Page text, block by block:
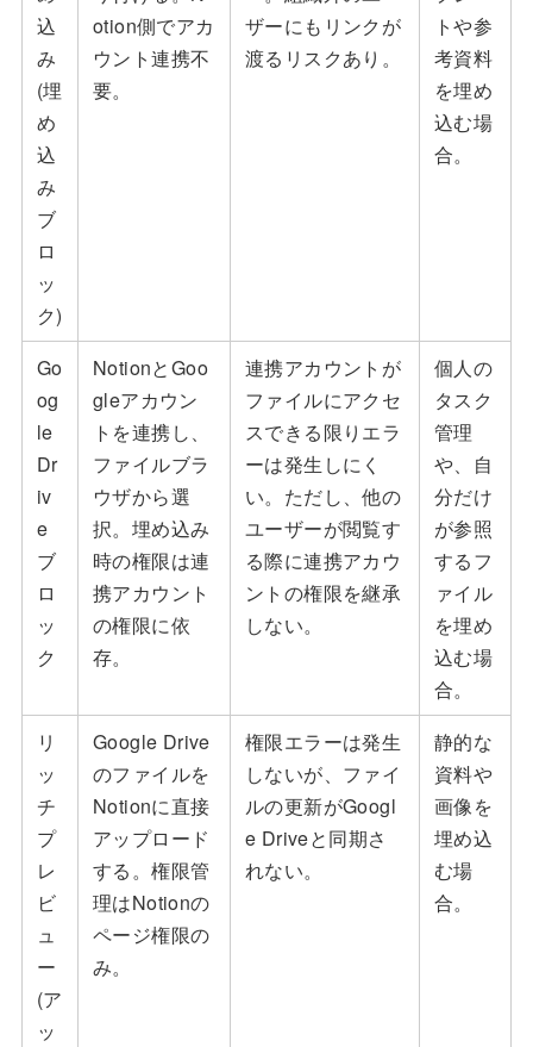
込
み
(埋
め
込
み
ブ
ロ
ッ
ク)
otion側でアカ
ウント連携不
要。
ザーにもリンクが
渡るリスクあり。
トや参
考資料
を埋め
込む場
合。
Go
og
le
Dr
iv
e
ブ
ロ
ッ
ク
NotionとGoo
gleアカウン
トを連携し、
ファイルブラ
ウザから選
択。埋め込み
時の権限は連
携アカウント
の権限に依
存。
連携アカウントが
ファイルにアクセ
スできる限りエラ
ーは発生しにく
い。ただし、他の
ユーザーが閲覧す
る際に連携アカウ
ントの権限を継承
しない。
個人の
タスク
管理
や、自
分だけ
が参照
するフ
ァイル
を埋め
込む場
合。
リ
ッ
チ
プ
レ
ビ
ュ
ー
(ア
ッ
Google Drive
のファイルを
Notionに直接
アップロード
する。権限管
理はNotionの
ページ権限の
み。
権限エラーは発生
しないが、ファイ
ルの更新がGoogl
e Driveと同期さ
れない。
静的な
資料や
画像を
埋め込
む場
合。